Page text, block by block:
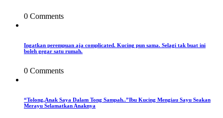
0 Comments
Ingatkan perempuan aja complicated. Kucing pun sama. Selagi tak buat ini
boleh gegar satu rumah.
0 Comments
“Tolong,Anak Saya Dalam Tong Sampah..”Ibu Kucing Mengiau Sayu Seakan
Merayu Selamatkan Anaknya